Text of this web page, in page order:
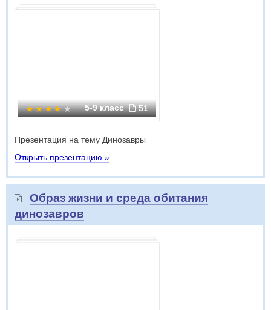
5-9 класс 51
Презентация на тему Динозавры
Открыть презентацию »
Образ жизни и среда обитания
динозавров